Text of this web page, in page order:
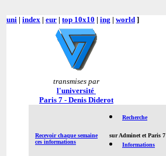
uni | index | eur | top 10x10 | ing | world ]
transmises par
l'université
Paris 7 - Denis Diderot
Recevoir chaque semaine
ces informations
Recherche
sur Adminet et Paris 7
Informations